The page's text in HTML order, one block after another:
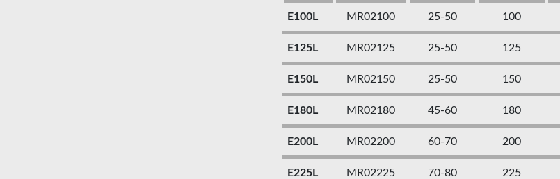
E100L MR02100 25-50 100
E125L MR02125 25-50 125
E150L MR02150 25-50 150
E180L MR02180 45-60 180
E200L MR02200 60-70 200
E225L MR02225 70-80 225